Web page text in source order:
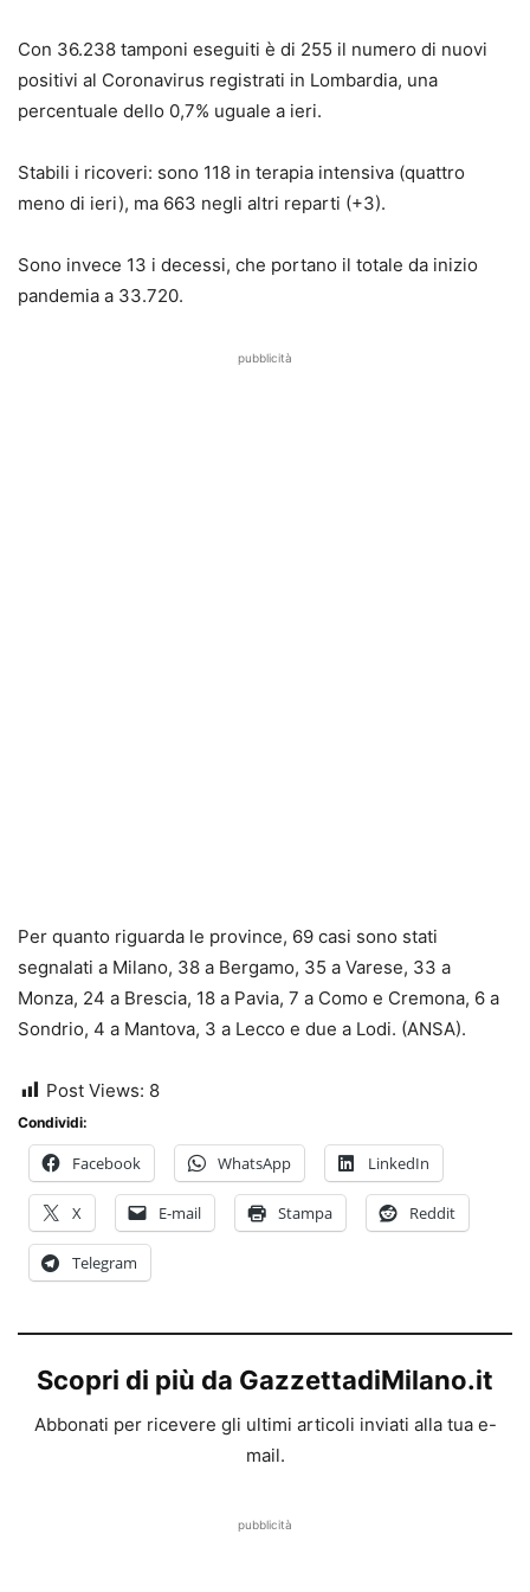
Con 36.238 tamponi eseguiti è di 255 il numero di nuovi
positivi al Coronavirus registrati in Lombardia, una
percentuale dello 0,7% uguale a ieri.
Stabili i ricoveri: sono 118 in terapia intensiva (quattro
meno di ieri), ma 663 negli altri reparti (+3).
Sono invece 13 i decessi, che portano il totale da inizio
pandemia a 33.720.
pubblicità
Per quanto riguarda le province, 69 casi sono stati
segnalati a Milano, 38 a Bergamo, 35 a Varese, 33 a
Monza, 24 a Brescia, 18 a Pavia, 7 a Como e Cremona, 6 a
Sondrio, 4 a Mantova, 3 a Lecco e due a Lodi. (ANSA).
Post Views: 8
Condividi:
Facebook WhatsApp LinkedIn
X E-mail Stampa Reddit
Telegram
Scopri di più da GazzettadiMilano.it
Abbonati per ricevere gli ultimi articoli inviati alla tua e-
mail.
pubblicità